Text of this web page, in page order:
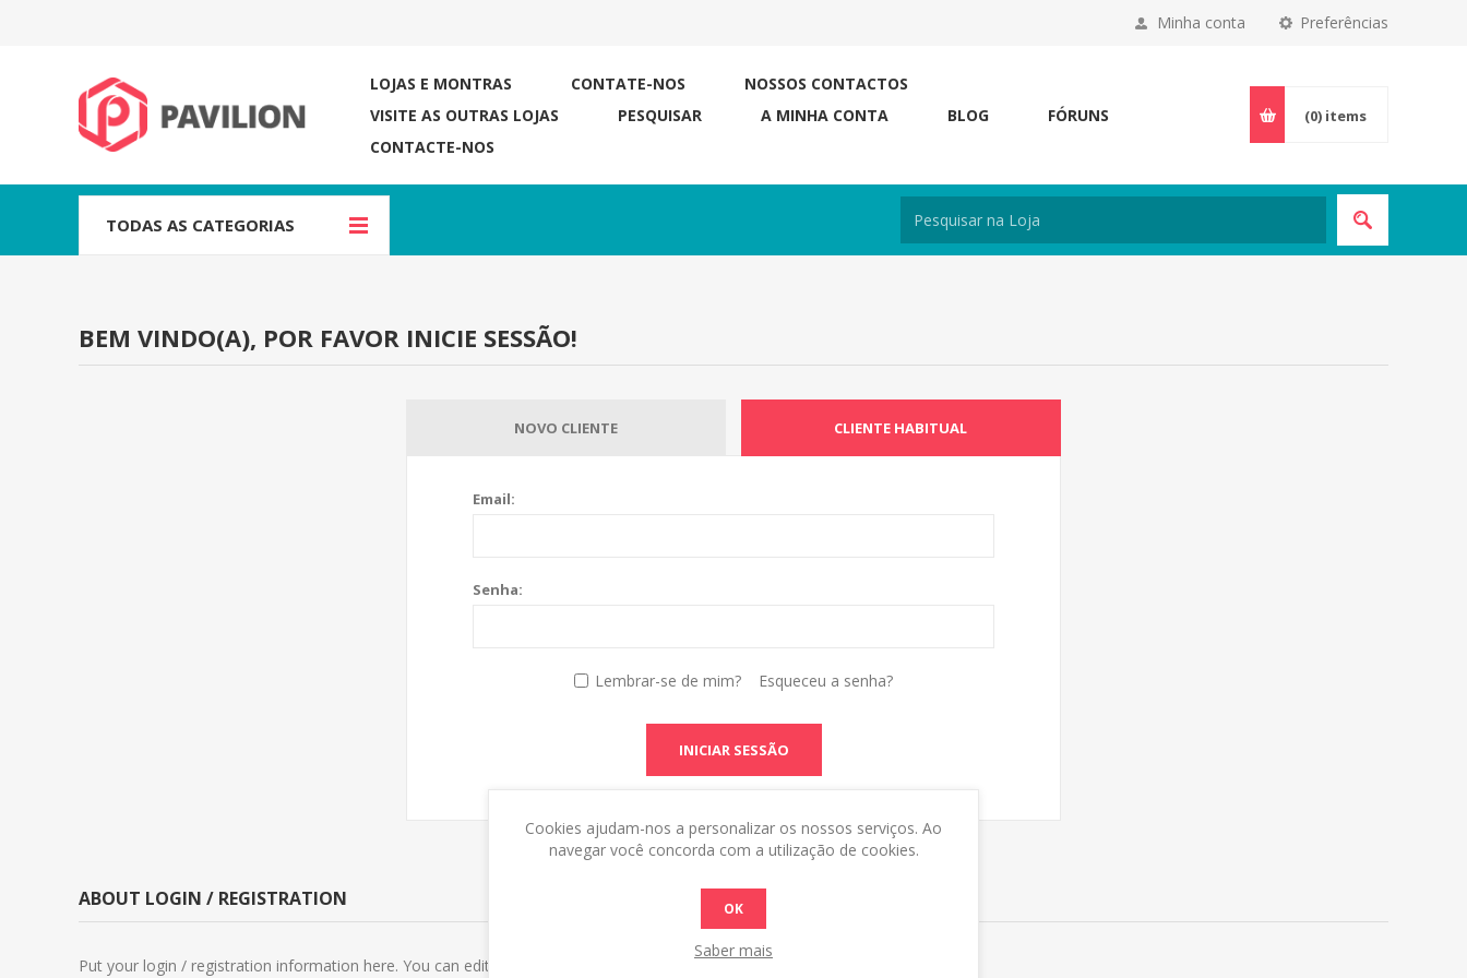
Preferências
Minha conta
LOJAS E MONTRAS CONTATE-NOS
NOSSOS CONTACTOS
VISITE AS OUTRAS LOJAS
PESQUISAR A MINHA CONTA BLOG
FÓRUNS
CONTACTE-NOS
(0) items
TODAS AS CATEGORIAS
BEM VINDO(A), POR FAVOR INICIE SESSÃO!
NOVO CLIENTE CLIENTE HABITUAL
Email:
Senha:
Lembrar-se de mim? Esqueceu a senha?
INICIAR SESSÃO
ABOUT LOGIN / REGISTRATION
Put your login / registration information here. You can edit this in the admin site.
Cookies ajudam-nos a personalizar os nossos serviços. Ao
navegar você concorda com a utilização de cookies.
OK
Saber mais